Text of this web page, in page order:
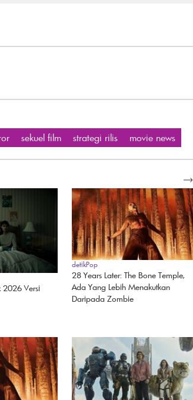
sekuel film strategi rilis movie news
2026 Versi
detikPop
28 Years Later: The Bone Temple,
Ada Yang Lebih Menakutkan
Daripada Zombie